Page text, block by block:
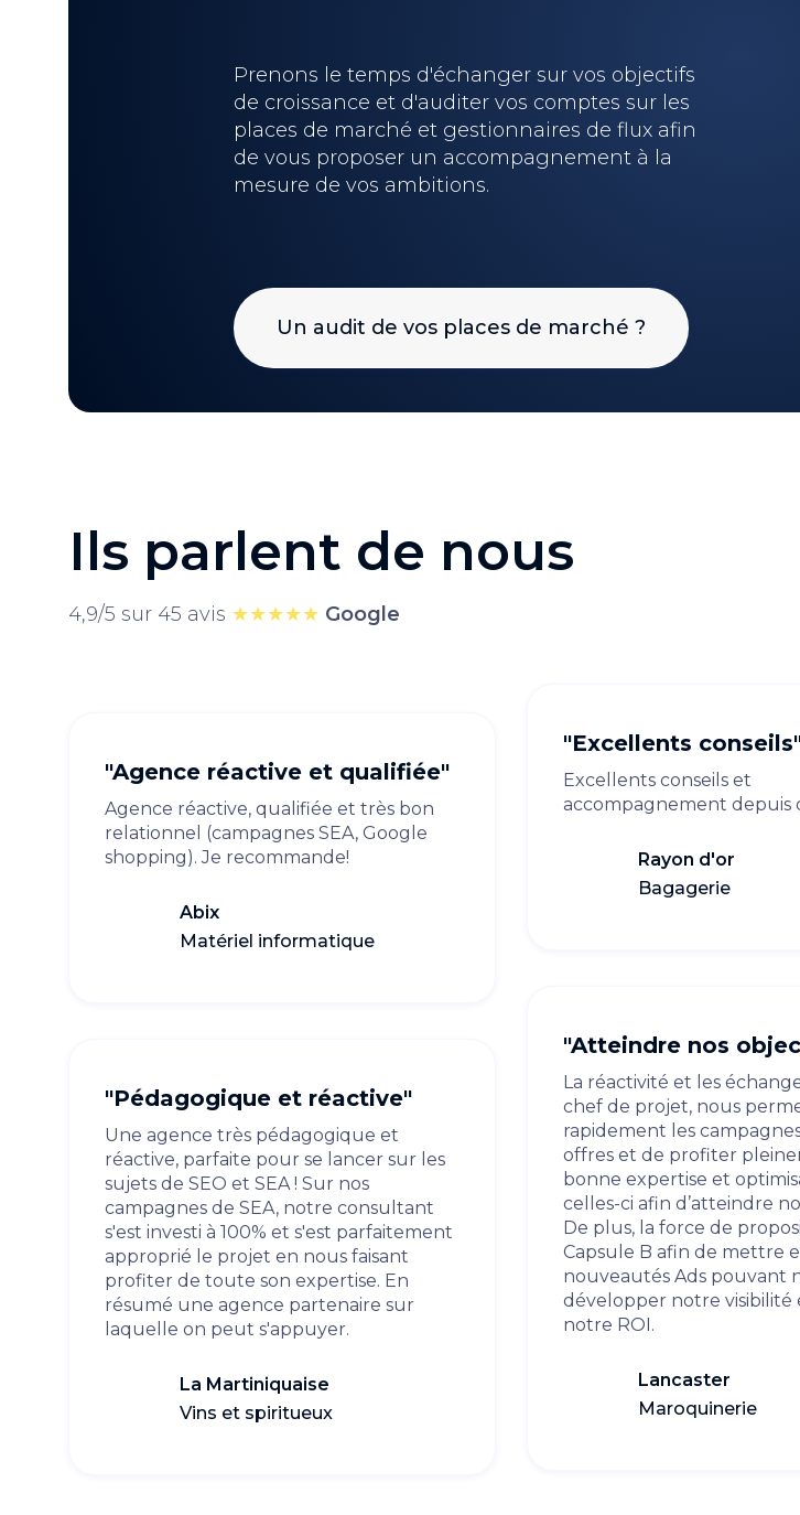
Prenons le temps d'échanger sur vos objectifs
de croissance et d'auditer vos comptes sur les
places de marché et gestionnaires de flux afin
de vous proposer un accompagnement à la
mesure de vos ambitions.
Un audit de vos places de marché ?
Ils parlent de nous
4,9/5 sur 45 avis ★★★★★ Google
"Agence réactive et qualifiée"
Agence réactive, qualifiée et très bon
relationnel (campagnes SEA, Google
shopping). Je recommande!
Abix
Matériel informatique
"Excellents
Excellents conseils et
accompagnement depuis
Rayon d'or
Bagagerie
"Pédagogique et réactive"
Une agence très pédagogique et
réactive, parfaite pour se lancer sur les
sujets de SEO et SEA ! Sur nos
campagnes de SEA, notre consultant
s'est investi à 100% et s'est parfaitement
approprié le projet en nous faisant
profiter de toute son expertise. En
résumé une agence partenaire sur
laquelle on peut s'appuyer.
La Martiniquaise
Vins et spiritueux
"Atteindre nos
La réactivité et les
chef de projet, nous
rapidement les
offres et de profiter
bonne expertise et
celles-ci afin d’atteindre
De plus, la force de
Capsule B afin de mettre
nouveautés Ads pouvant
développer notre visibilité
notre ROI.
Lancaster
Maroquinerie